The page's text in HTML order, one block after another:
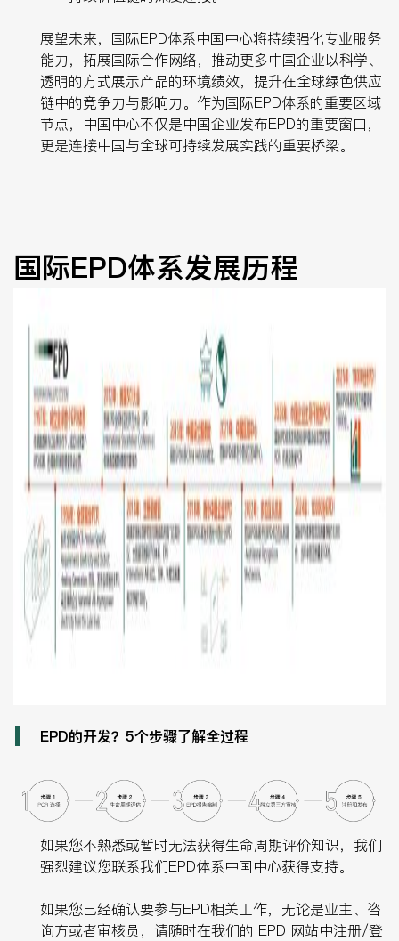
展望未来，国际EPD体系中国中心将持续强化专业服务
能力，拓展国际合作网络，推动更多中国企业以科学、
透明的方式展示产品的环境绩效，提升在全球绿色供应
链中的竞争力与影响力。作为国际EPD体系的重要区域
节点，中国中心不仅是中国企业发布EPD的重要窗口，
更是连接中国与全球可持续发展实践的重要桥梁。
国际EPD体系发展历程
EPD的开发？5个步骤了解全过程
如果您不熟悉或暂时无法获得生命周期评价知识，我们
强烈建议您联系我们EPD体系中国中心获得支持。
如果您已经确认要参与EPD相关工作，无论是业主、咨
询方或者审核员，请随时在我们的 EPD 网站中注册/登